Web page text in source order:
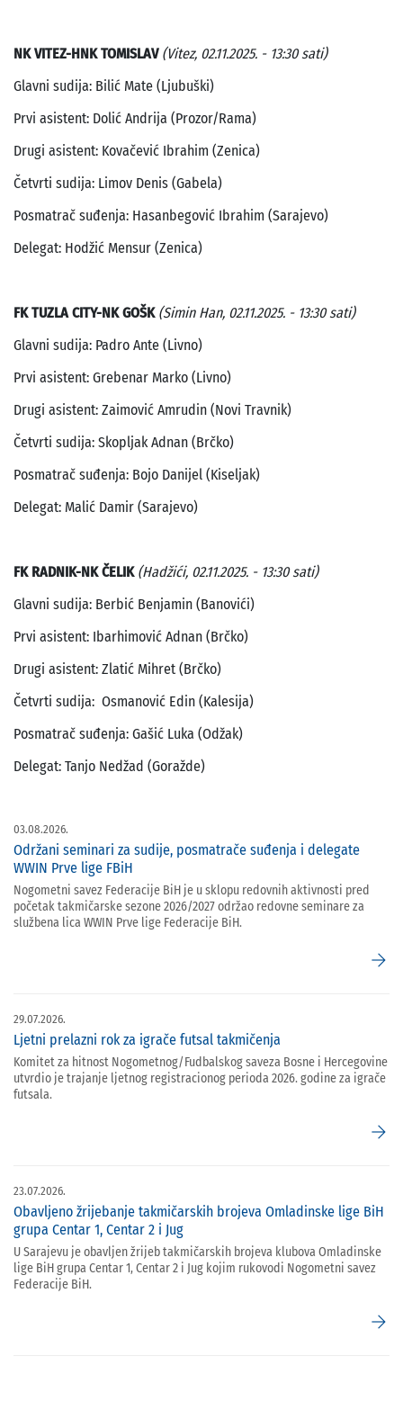
NK VITEZ-HNK TOMISLAV (Vitez, 02.11.2025. - 13:30 sati)
Glavni sudija: Bilić Mate (Ljubuški)
Prvi asistent: Dolić Andrija (Prozor/Rama)
Drugi asistent: Kovačević Ibrahim (Zenica)
Četvrti sudija: Limov Denis (Gabela)
Posmatrač suđenja: Hasanbegović Ibrahim (Sarajevo)
Delegat: Hodžić Mensur (Zenica)
FK TUZLA CITY-NK GOŠK (Simin Han, 02.11.2025. - 13:30 sati)
Glavni sudija: Padro Ante (Livno)
Prvi asistent: Grebenar Marko (Livno)
Drugi asistent: Zaimović Amrudin (Novi Travnik)
Četvrti sudija: Skopljak Adnan (Brčko)
Posmatrač suđenja: Bojo Danijel (Kiseljak)
Delegat: Malić Damir (Sarajevo)
FK RADNIK-NK ČELIK (Hadžići, 02.11.2025. - 13:30 sati)
Glavni sudija: Berbić Benjamin (Banovići)
Prvi asistent: Ibarhimović Adnan (Brčko)
Drugi asistent: Zlatić Mihret (Brčko)
Četvrti sudija: Osmanović Edin (Kalesija)
Posmatrač suđenja: Gašić Luka (Odžak)
Delegat: Tanjo Nedžad (Goražde)
03.08.2026.
Održani seminari za sudije, posmatrače suđenja i delegate
WWIN Prve lige FBiH
Nogometni savez Federacije BiH je u sklopu redovnih aktivnosti pred
početak takmičarske sezone 2026/2027 održao redovne seminare za
službena lica WWIN Prve lige Federacije BiH.
arrow_forward
29.07.2026.
Ljetni prelazni rok za igrače futsal takmičenja
Komitet za hitnost Nogometnog/Fudbalskog saveza Bosne i Hercegovine
utvrdio je trajanje ljetnog registracionog perioda 2026. godine za igrače
futsala.
arrow_forward
23.07.2026.
Obavljeno žrijebanje takmičarskih brojeva Omladinske lige BiH
grupa Centar 1, Centar 2 i Jug
U Sarajevu je obavljen žrijeb takmičarskih brojeva klubova Omladinske
lige BiH grupa Centar 1, Centar 2 i Jug kojim rukovodi Nogometni savez
Federacije BiH.
arrow_forward